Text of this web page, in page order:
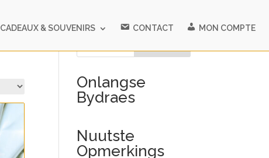
CADEAUX & SOUVENIRS CONTACT
MON COMPTE
Onlangse
Bydraes
Nuutste
Opmerkings